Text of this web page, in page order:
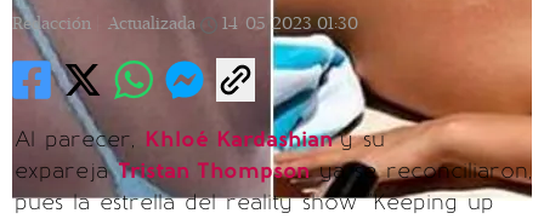
Redacción |
Actualizada 14/05/2023 01:30
Al parecer, Khloé Kardashiany su
exparejaTristan Thompsonya se reconciliaron,
pues la estrella del reality show "Keeping up